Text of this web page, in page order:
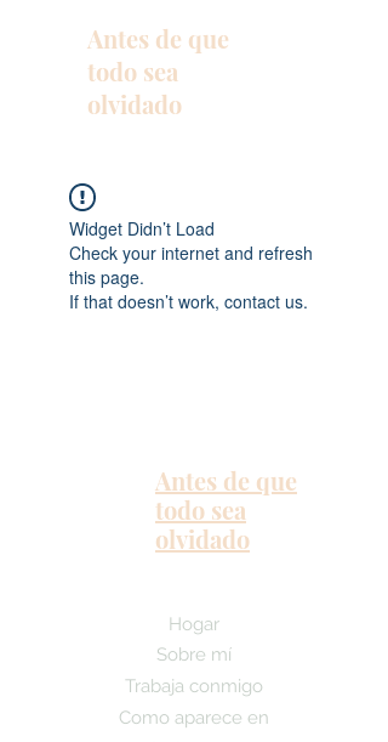
Antes de que
todo sea
olvidado
Widget Didn’t Load
Check your internet and refresh
this page.
If that doesn’t work, contact us.
Antes de que
todo sea
olvidado
Hogar
Sobre mí
Trabaja conmigo
Como aparece en